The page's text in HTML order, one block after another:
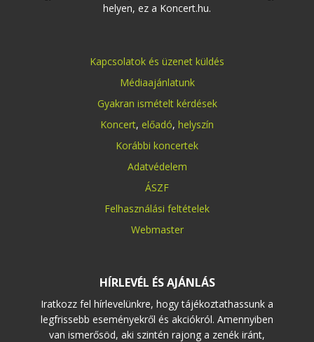
helyen, ez a Koncert.hu.
Kapcsolatok és üzenet küldés
Médiaajánlatunk
Gyakran ismételt kérdések
Koncert, előadó, helyszín
Korábbi koncertek
Adatvédelem
ÁSZF
Felhasználási feltételek
Webmaster
HÍRLEVÉL ÉS AJÁNLÁS
Iratkozz fel hírlevelünkre, hogy tájékoztathassunk a
legfrissebb eseményekről és akciókról. Amennyiben
van ismerősöd, aki szintén rajong a zenék iránt,